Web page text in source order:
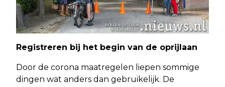
Registreren bij het begin van de oprijlaan
Door de corona maatregelen liepen sommige
dingen wat anders dan gebruikelijk. De